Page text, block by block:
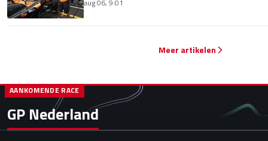
aug 06, 9:01
Meer artikelen
GP Nederland
AANKOMENDE RACE